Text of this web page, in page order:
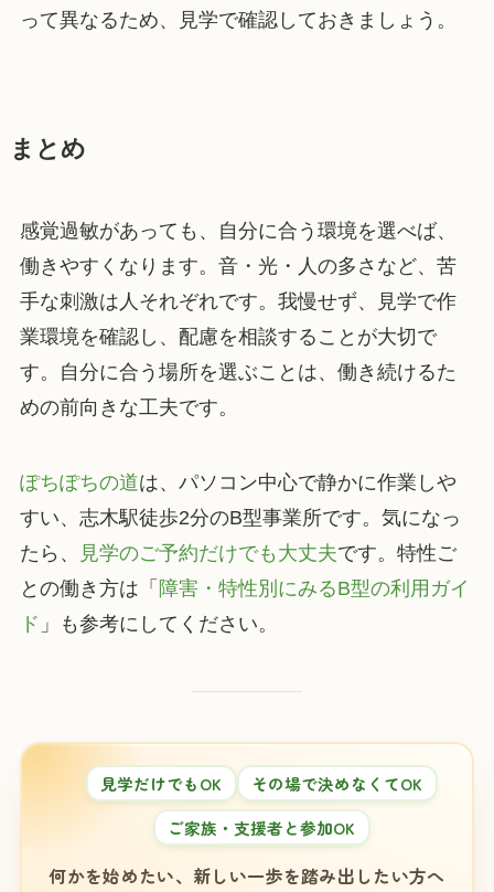
って異なるため、見学で確認しておきましょう。
まとめ
感覚過敏があっても、自分に合う環境を選べば、
働きやすくなります。音・光・人の多さなど、苦
手な刺激は人それぞれです。我慢せず、見学で作
業環境を確認し、配慮を相談することが大切で
す。自分に合う場所を選ぶことは、働き続けるた
めの前向きな工夫です。
ぽちぽちの道は、パソコン中心で静かに作業しや
すい、志木駅徒歩2分のB型事業所です。気になっ
たら、
見学のご予約だけでも大丈夫です。特性ご
との働き方は「 障害・特性別にみるB型の利用ガイ
ド 」も参考にしてください。
見学だけでもOK
その場で決めなくてOK
ご家族・支援者と参加OK
何かを始めたい、新しい一歩を踏み出したい方へ